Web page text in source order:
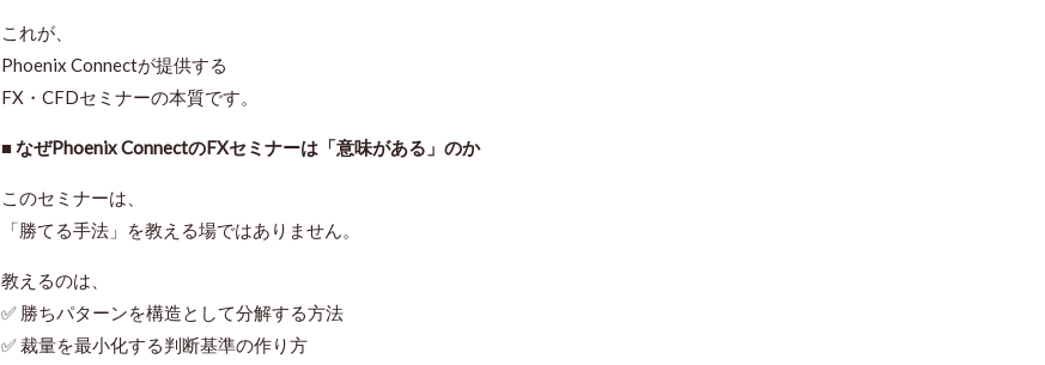
これが、
Phoenix Connectが提供する
FX・CFDセミナーの本質です。
■ なぜPhoenix ConnectのFXセミナーは「意味がある」のか
このセミナーは、
「勝てる手法」を教える場ではありません。
教えるのは、
✅ 勝ちパターンを構造として分解する方法
✅ 裁量を最小化する判断基準の作り方